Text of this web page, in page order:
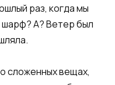
раз, когда мы
шарф? А? Ветер был
сложенных вещах,